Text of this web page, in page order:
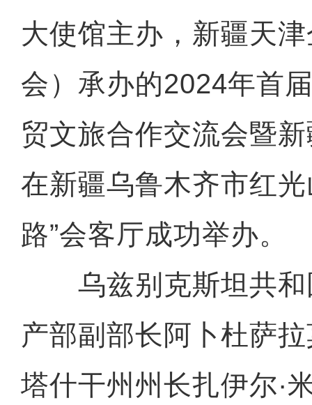
大使馆主办，新疆天
会）承办的2024年首
贸文旅合作交流会暨
在新疆乌鲁木齐市红
路”会客厅成功举办。
乌兹别克斯坦共和
产部副部长阿卜杜萨
塔什干州州长扎伊尔·